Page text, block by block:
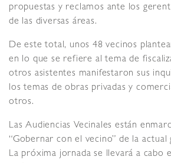
propuestas y reclamos ante los
de las diversas áreas.
De este total, unos 48 vecinos
en lo que se refiere al tema de
otros asistentes manifestaron sus
los temas de obras privadas y
otros.
Las Audiencias Vecinales están
“Gobernar con el vecino” de la actual
La próxima jornada se llevará a cabo